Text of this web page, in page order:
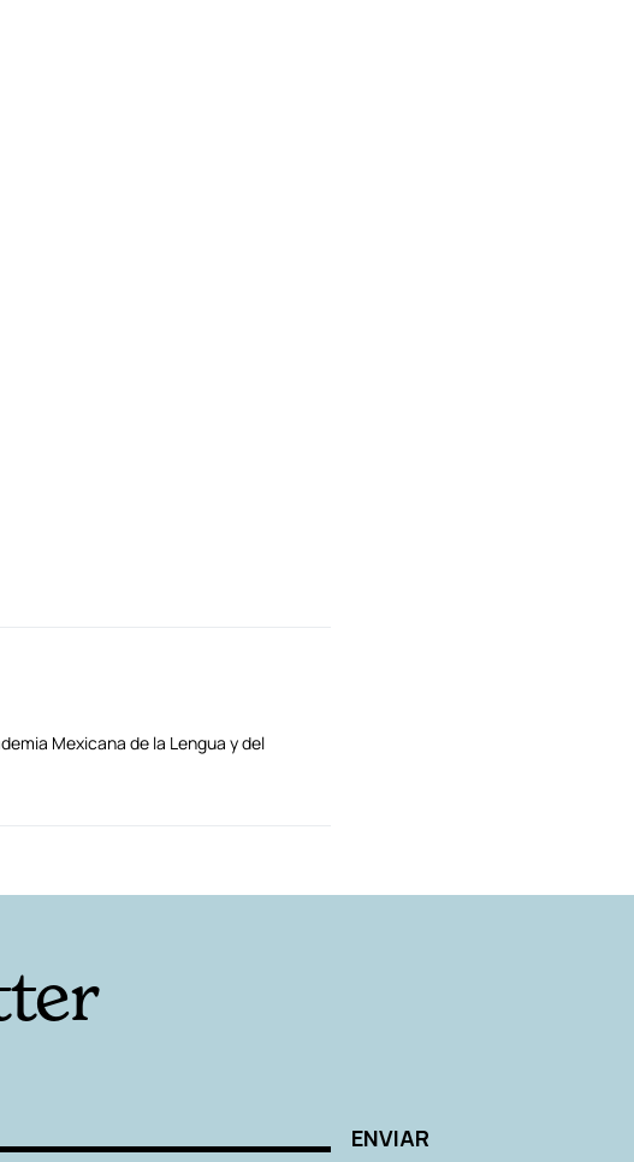
Mexicana de la Lengua y del